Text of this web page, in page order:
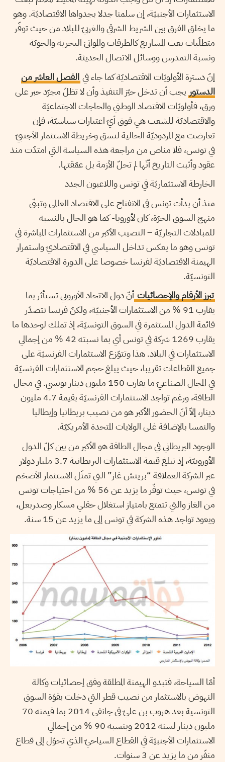
الاستثمارات الأجنبيّة، إن سلمنا جدلا بجدواها الاقتصاديّة. وهو
ما يخلق الفرق بين الشريط الشرقي والغربيّ للبلاد من حيث توفّر
متطلّبات بعث المشاريع كالطرقات والموانئ البحرية والجويّة
ونسبة التمدرس ووسائل الاتصال الحديثة.
إنّ دسترة الأولويّات الاقتصاديّة كما جاء في الفصل العاشر من
الدستور يجب أن تدخل حيّز التنفيذ وأن لا تظلّ مجرّد حبر على
ورق، فأولويّات الاقتصاد الوطني والحاجات الاجتماعيّة
والاقتصاديّة للشعب هي فوق أيّ اعتبارات سياسيّة، فإن
تعارضت مع المردوديّة الحالية لنسق وخريطة الاستثمار الأجنبيّ
في تونس، فلا مناص من مراجعة هذه السياسة التي امتدّت منذ
عقود وأثبت التاريخ أنّها لم تحلّ الأزمة بل عمّقتها.
الخارطة الاستثماريّة في تونس واللاعبون الجدد
منذ أن بدأت تونس في الانفتاح على الاقتصاد العالمي وتبنّي
منهج السوق الحرّة، كان لأوروبا- كما هو الحال بالنسبة
للمبادلات التجاريّة – النصيب الأكبر من الاستثمارات المباشرة في
تونس وهو ما يعكس تداخل السياسي في الاقتصاديّ واستمرار
الهيمنة الاقتصاديّة لفرنسا خصوصا على الدورة الاقتصاديّة
التونسيّة.
تبرز الأرقام والإحصائيات أنّ دول الاتحاد الأوروبي تستأثر بما
يقارب 91 % من الاستثمارات الأجنبيّة، ولكنّ فرنسا تتصدّر
قائمة الدول المستثمرة في السوق التونسيّة، إذ تملك لوحدها ما
يقارب 1269 شركة في تونس أي بما نسبته 42 % من إجمالي
الاستثمارات في البلاد. هذا وتتوّزع الاستثمارات الفرنسيّة على
جميع القطاعات تقريبا، حيث يبلغ حجم الاستثمارات الفرنسيّة
في المجال الصناعيّ ما يقارب 150 مليون دينار تونسي. في مجال
الطاقة، ورغم تواجد الاستثمارات الفرنسيّة بقيمة 4.7 مليون
دينار، إلاّ أنّ الحضور الأكبر هو من نصيب بريطانيا وإيطاليا
والنمسا بالإضافة غلى الولايات المتحدة الأمريكيّة.
الوجود البريطاني في مجال الطاقة هو الأكبر من بين كلّ الدول
الأوروبيّة، إذ تبلغ قيمة الاستثمارات البريطانية 3.7 مليار دولار
عبر الشركة العملاقة “بريتش غاز” التي تمثّل الاستثمار الأضخم
في تونس، حيث توفّر ما يزيد عن 56 % من احتياجات تونس
من الغاز والتي تتمتع بامتياز استغلال حقلي مسكار وصدربعل،
ويعود تواجد هذه الشركة في تونس إلى ما يزيد عن 15 سنة.
أمّا السياحة، فتبدو الهيمنة المطلقة وفق إحصائيات وكالة
النهوض بالاستثمار من نصيب قطر التي دخلت بقوّة السوق
التونسية بعد هروب بن عليّ في جانفي 2014 بما قيمته 70
مليون دينار لسنة 2012 وبنسبة 90 % من إجمالي
الاستثمارات الأجنبيّة في القطاع السياحيّ الذي تحوّل إلى قطاع
منفّر من ما يزيد عن 3 سنوات.